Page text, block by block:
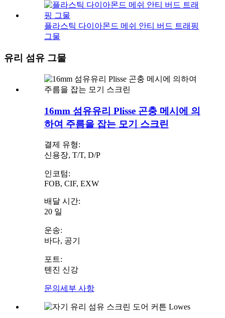
플라스틱 다이아몬드 메쉬 안티 버드 트래핑
그물
유리 섬유 그물
16mm 섬유유리 Plisse 곤충 메시에 의
하여 주름을 잡는 모기 스크린
결제 유형:
신용장, T/T, D/P
인코텀:
FOB, CIF, EXW
배달 시간:
20 일
운송:
바다, 공기
포트:
톈진 신강
문의 세부 사항